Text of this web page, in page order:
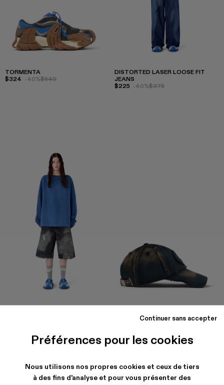
Préférences pour les cookies
Nous utilisons nos propres cookies et ceux de tiers
à des fins d'analyse et pour vous présenter des
Continuer sans accepter
TORMENTA
$324 -40%$540
DISTORTED LASER LOOSE FIT
JEANS
$225 -40%$375
-30%$135